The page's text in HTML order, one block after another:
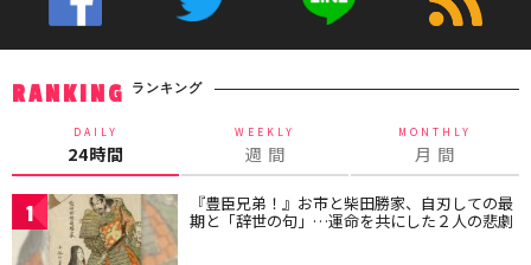
RANKING ランキング
DAILY
24時間
WEEKLY
週 間
MONTHLY
月 間
1 『豊臣兄弟！』お市と柴田勝家、自刃しての最
期と「辞世の句」…運命を共にした２人の悲劇